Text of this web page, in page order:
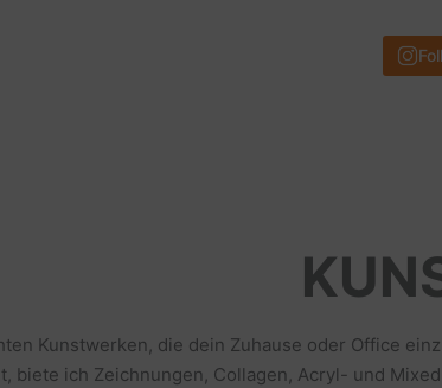
Kunstwerken, die dein Zuhause oder Office
biete ich Zeichnungen, Collagen, Acryl- und